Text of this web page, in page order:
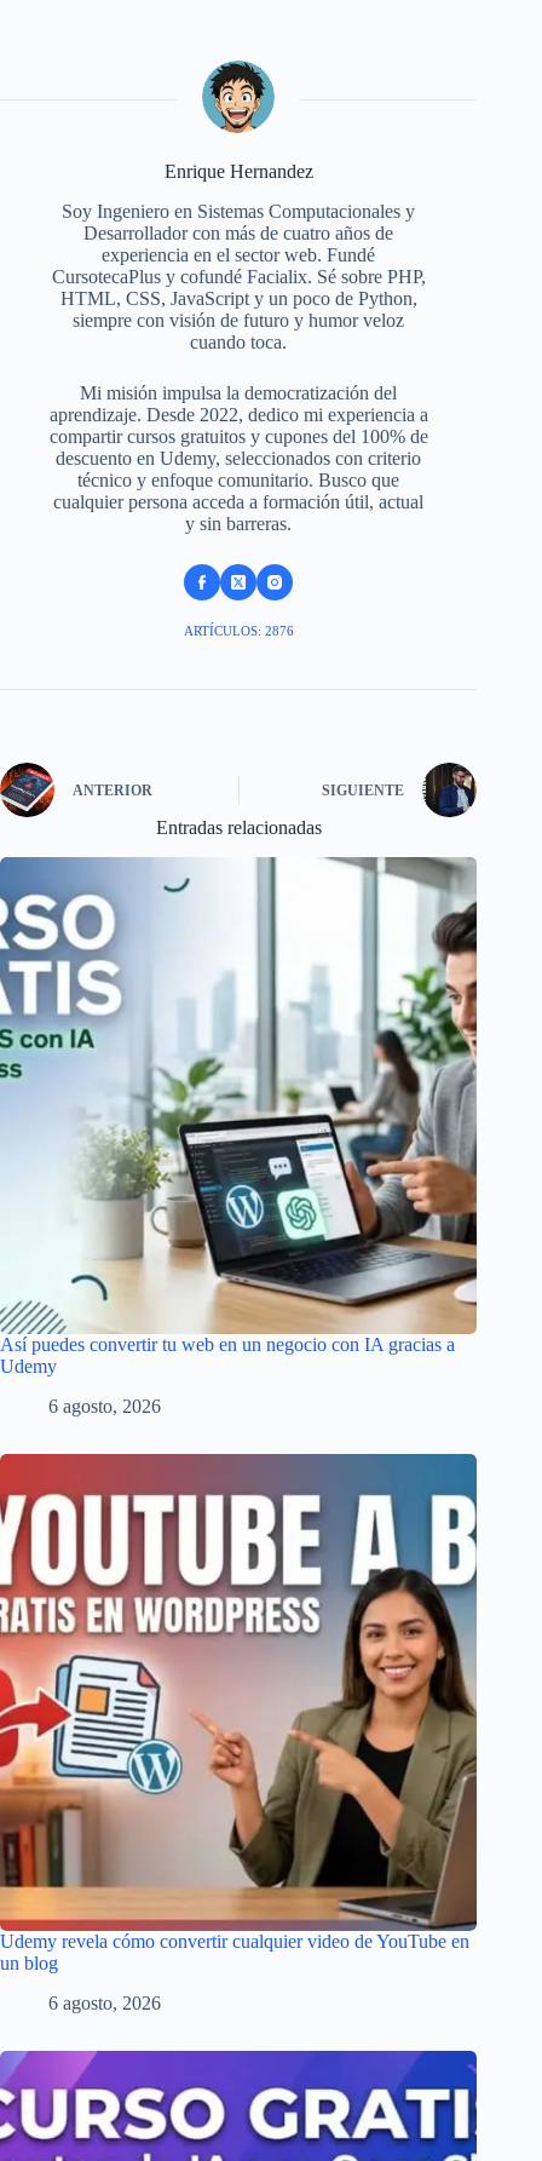
Enrique Hernandez
Soy Ingeniero en Sistemas Computacionales y
Desarrollador con más de cuatro años de
experiencia en el sector web. Fundé
CursotecaPlus y cofundé Facialix. Sé sobre PHP,
HTML, CSS, JavaScript y un poco de Python,
siempre con visión de futuro y humor veloz
cuando toca.
Mi misión impulsa la democratización del
aprendizaje. Desde 2022, dedico mi experiencia a
compartir cursos gratuitos y cupones del 100% de
descuento en Udemy, seleccionados con criterio
técnico y enfoque comunitario. Busco que
cualquier persona acceda a formación útil, actual
y sin barreras.
ARTÍCULOS: 2876
ANTERIOR SIGUIENTE
Entradas relacionadas
Así puedes convertir tu web en un negocio con IA gracias a
Udemy
6 agosto, 2026
Udemy revela cómo convertir cualquier video de YouTube en
un blog
6 agosto, 2026